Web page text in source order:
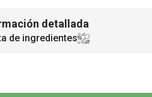
detallada
de ingredientes